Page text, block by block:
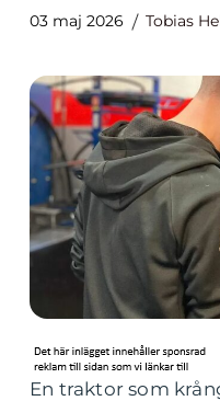
03 maj 2026 Tobias
En traktor som